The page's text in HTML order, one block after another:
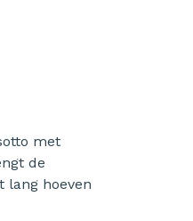
met
de
lang hoeven